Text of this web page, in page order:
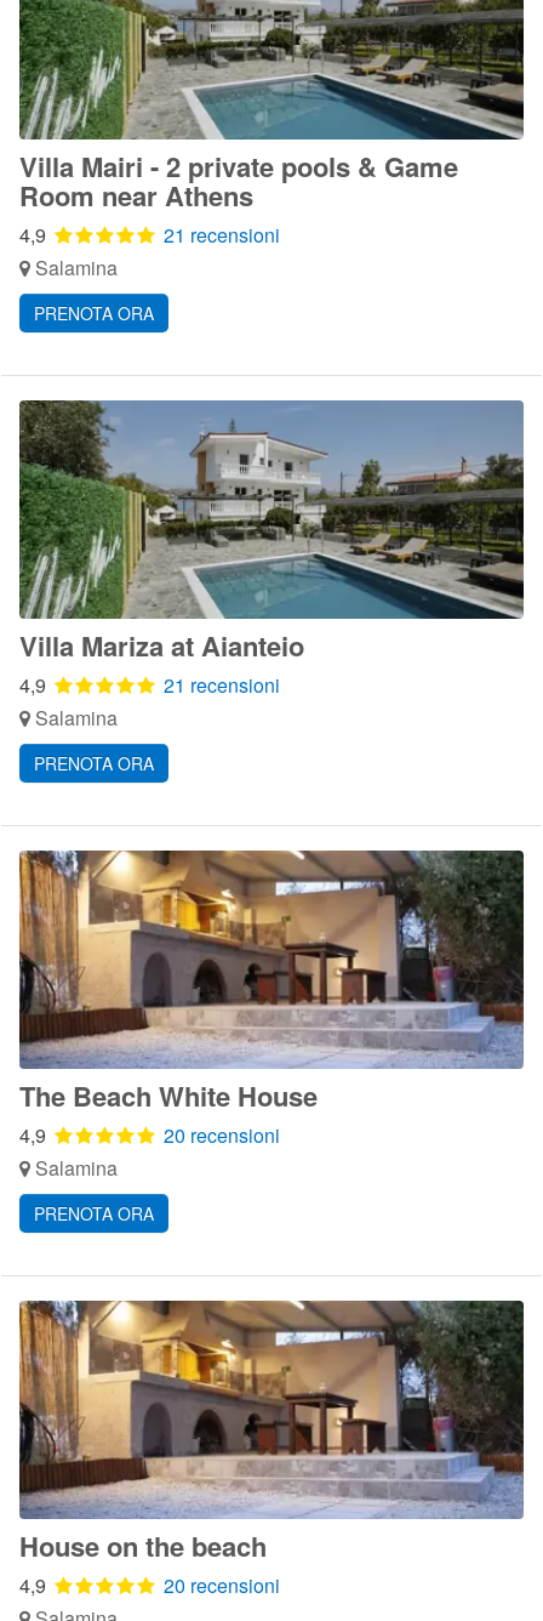
Villa Mairi - 2 private pools & Game
Room near Athens
4,9
21 recensioni
Salamina
PRENOTA ORA
Villa Mariza at Aianteio
4,9
21 recensioni
Salamina
PRENOTA ORA
The Beach White House
4,9
20 recensioni
Salamina
PRENOTA ORA
House on the beach
4,9
20 recensioni